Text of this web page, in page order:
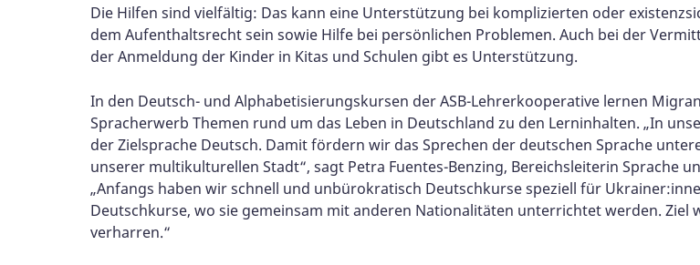
Die Hilfen sind vielfältig: Das kann eine Unterstützung bei komplizierten oder
dem Aufenthaltsrecht sein sowie Hilfe bei persönlichen Problemen. Auch bei der
der Anmeldung der Kinder in Kitas und Schulen gibt es Unterstützung.
In den Deutsch- und Alphabetisierungskursen der ASB-Lehrerkooperative lernen
Spracherwerb Themen rund um das Leben in Deutschland zu den Lerninhalten. „In
der Zielsprache Deutsch. Damit fördern wir das Sprechen der deutschen Sprache
unserer multikulturellen Stadt“, sagt Petra Fuentes-Benzing, Bereichsleiterin Sprache
„Anfangs haben wir schnell und unbürokratisch Deutschkurse speziell für
Deutschkurse, wo sie gemeinsam mit anderen Nationalitäten unterrichtet werden. Ziel
verharren.“